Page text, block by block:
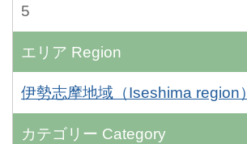
5
エリア Region
伊勢志摩地域（Iseshima region）
カテゴリー Category